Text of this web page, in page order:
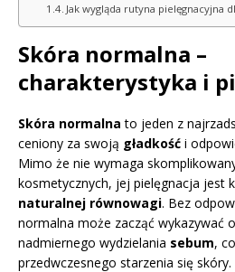
Jak wygląda rutyna pielęgnacyjna
Skóra normalna –
charakterystyka i
Skóra normalna to jeden z
ceniony za swoją gładkość i
Mimo że nie wymaga
kosmetycznych, jej pielęgnacja jest
naturalnej równowagi. Bez
normalna może zacząć wykazywać
nadmiernego wydzielania sebum,
przedwczesnego starzenia się skóry.